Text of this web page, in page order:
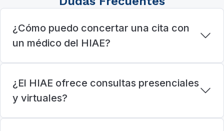
¿Cómo puedo concertar una cita con
un médico del HIAE?
¿El HIAE ofrece consultas presenciales
y virtuales?